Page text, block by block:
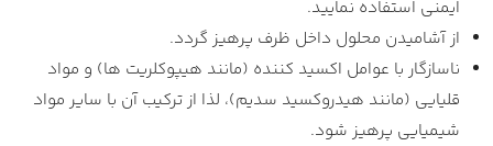
ایمنی استفاده نمایید.
از آشامیدن محلول داخل ظرف پرهیز گردد.
ناسازگار با عوامل اکسید کننده (مانند هیپوکلریت ها) و مواد
قلیایی (مانند هیدروکسید سدیم)، لذا از ترکیب آن با سایر مواد
شیمیایی پرهیز شود.